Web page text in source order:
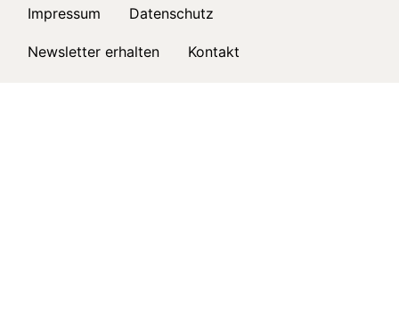
Impressum Datenschutz
Newsletter erhalten Kontakt